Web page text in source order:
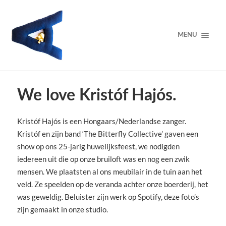
MENU
We love Kristóf Hajós.
Kristóf Hajós is een Hongaars/Nederlandse zanger.
Kristóf en zijn band ‘The Bitterfly Collective’ gaven een
show op ons 25-jarig huwelijksfeest, we nodigden
iedereen uit die op onze bruiloft was en nog een zwik
mensen. We plaatsten al ons meubilair in de tuin aan het
veld. Ze speelden op de veranda achter onze boerderij, het
was geweldig. Beluister zijn werk op Spotify, deze foto’s
zijn gemaakt in onze studio.